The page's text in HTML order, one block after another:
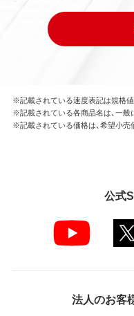
※記載されている速度表記は規格値
※記載されている各商品名は、一般
※記載されている価格は、希望小売
公式
法人のお客